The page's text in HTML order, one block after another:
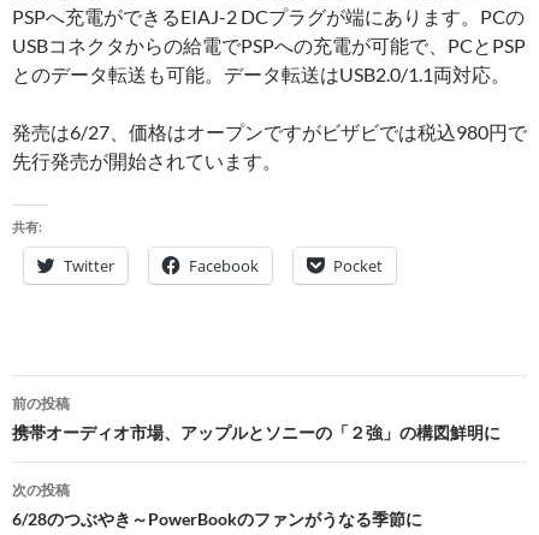
PSPへ充電ができるEIAJ-2 DCプラグが端にあります。PCの
USBコネクタからの給電でPSPへの充電が可能で、PCとPSP
とのデータ転送も可能。データ転送はUSB2.0/1.1両対応。
発売は6/27、価格はオープンですがビザビでは税込980円で
先行発売が開始されています。
共有:
Twitter Facebook Pocket
投
稿
ナ
ビ
前の投稿
携帯オーディオ市場、アップルとソニーの「２強」の構図鮮明に
次の投稿
6/28のつぶやき～PowerBookのファンがうなる季節に